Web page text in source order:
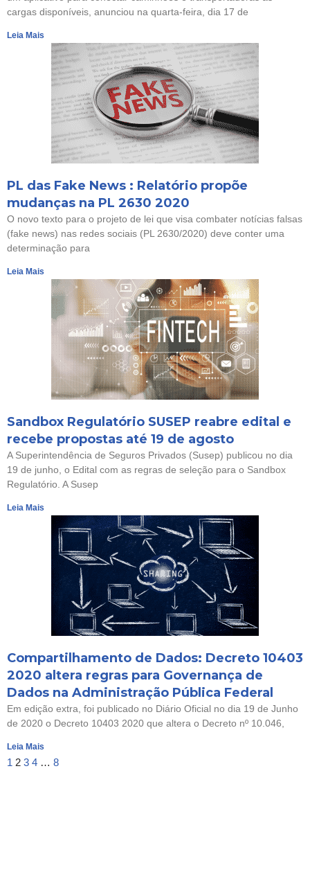
cargas disponíveis, anunciou na quarta-feira, dia 17 de
Leia Mais
PL das Fake News : Relatório propõe
mudanças na PL 2630 2020
O novo texto para o projeto de lei que visa combater notícias falsas
(fake news) nas redes sociais (PL 2630/2020) deve conter uma
determinação para
Leia Mais
Sandbox Regulatório SUSEP reabre edital e
recebe propostas até 19 de agosto
A Superintendência de Seguros Privados (Susep) publicou no dia
19 de junho, o Edital com as regras de seleção para o Sandbox
Regulatório. A Susep
Leia Mais
Compartilhamento de Dados: Decreto 10403
2020 altera regras para Governança de
Dados na Administração Pública Federal
Em edição extra, foi publicado no Diário Oficial no dia 19 de Junho
de 2020 o Decreto 10403 2020 que altera o Decreto nº 10.046,
Leia Mais
1 2 3 4 … 8